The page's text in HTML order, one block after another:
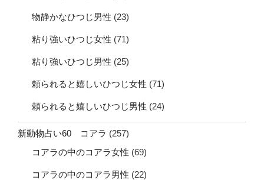
物静かなひつじ男性 (23)
粘り強いひつじ女性 (71)
粘り強いひつじ男性 (25)
頼られると嬉しいひつじ女性 (71)
頼られると嬉しいひつじ男性 (24)
新動物占い60 コアラ (257)
コアラの中のコアラ女性 (69)
コアラの中のコアラ男性 (22)